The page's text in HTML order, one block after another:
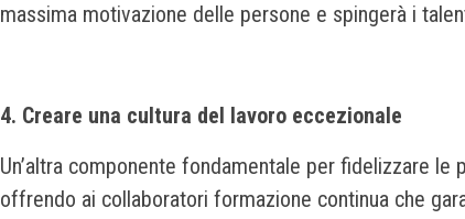
massima motivazione delle persone e spingerà i
4. Creare una cultura del lavoro eccezionale
Un’altra componente fondamentale per fidelizzare
offrendo ai collaboratori formazione continua che